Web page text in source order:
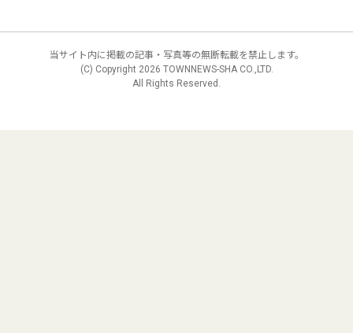
当サイト内に掲載の記事・写真等の無断転載を禁止します。
(C) Copyright 2026 TOWNNEWS-SHA CO.,LTD.
All Rights Reserved.